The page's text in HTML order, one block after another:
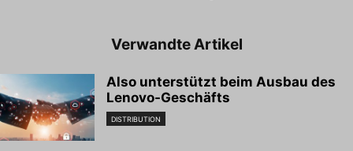
Verwandte Artikel
Also unterstützt beim Ausbau des
Lenovo-Geschäfts
DISTRIBUTION